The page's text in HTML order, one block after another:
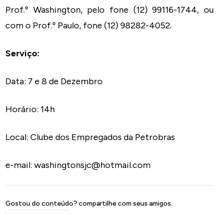
Prof.º Washington, pelo fone (12) 99116-1744, ou
com o Prof.º Paulo, fone (12) 98282-4052.
Serviço:
Data: 7 e 8 de Dezembro
Horário: 14h
Local: Clube dos Empregados da Petrobras
e-mail: washingtonsjc@hotmail.com
Gostou do conteúdo? compartilhe com seus amigos.